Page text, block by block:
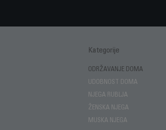
Kategorije
ODRŽAVANJE DOMA
UDOBNOST DOMA
NJEGA RUBLJA
ŽENSKA NJEGA
MUSKA NJEGA